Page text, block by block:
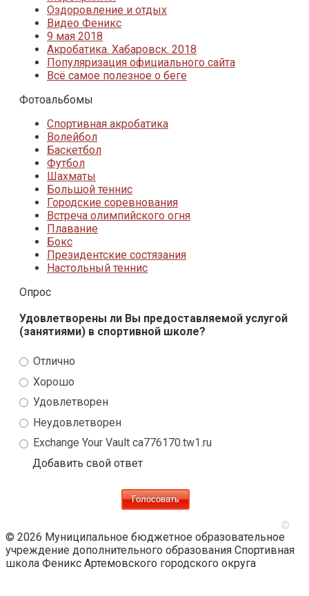
Оздоровление и отдых
Видео Феникс
9 мая 2018
Акробатика. Хабаровск. 2018
Популяризация официального сайта
Всё самое полезное о беге
Фотоальбомы
Спортивная акробатика
Волейбол
Баскетбол
Футбол
Шахматы
Большой теннис
Городские соревнования
Встреча олимпийского огня
Плавание
Бокс
Президентские состязания
Настольный теннис
Опрос
Удовлетворены ли Вы предоставляемой услугой
(занятиями) в спортивной школе?
Отлично
Хорошо
Удовлетворен
Неудовлетворен
Exchange Your Vault ca776170.tw1.ru
Добавить свой ответ
©
© 2026 Муниципальное бюджетное образовательное
учреждение дополнительного образования Спортивная
школа Феникс Артемовского городского округа